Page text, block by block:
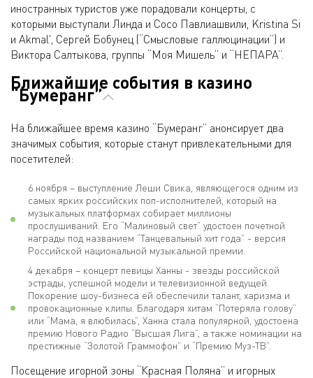
иностранных туристов уже порадовали концерты, с
которыми выступали Линда и Сосо Павлиашвили, Kristina Si
и Akmal', Сергей Бобунец (“Смысловые галлюцинации”) и
Виктора Салтыкова, группы “Моя Мишель” и “НЕПАРА”.
Ближайшие события в казино
“Бумеранг”
На ближайшее время казино “Бумеранг” анонсирует два
значимых события, которые станут привлекательными для
посетителей:
6 ноября – выступление Леши Свика, являющегося одним из
самых ярких российских поп-исполнителей, который на
музыкальных платформах собирает миллионы
прослушиваний. Его “Малиновый свет” удостоен почетной
награды под названием “Танцевальный хит года” - версия
Российской национальной музыкальной премии.
4 декабря – концерт певицы Ханны - звезды российской
эстрады, успешной модели и телевизионной ведущей.
Покорение шоу-бизнеса ей обеспечили талант, харизма и
провокационные клипы. Благодаря хитам “Потеряла голову”
или “Мама, я влюбилась”, Ханна стала популярной, удостоена
премию Нового Радио “Высшая Лига”, а также номинации на
престижные “Золотой Граммофон” и “Премию Муз-ТВ”.
Посещение игорной зоны “Красная Поляна” и игорных